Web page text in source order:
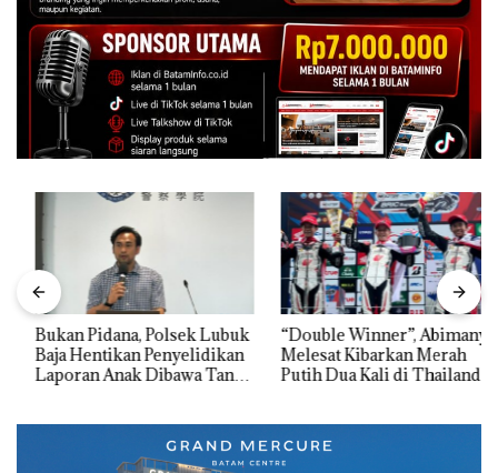
Bukan Pidana, Polsek Lubuk
Baja Hentikan Penyelidikan
Laporan Anak Dibawa Tanpa
“Double Winner”, Abimanyu
Melesat Kibarkan Merah
Putih Dua Kali di Thailand